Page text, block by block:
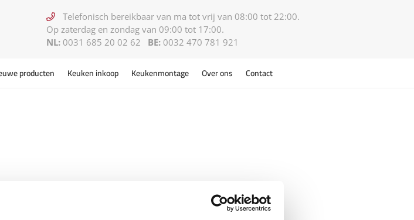
Telefonisch bereikbaar van ma tot vrij van 08:00 tot 22:00.
Op zaterdag en zondag van 09:00 tot 17:00.
NL: 0031 685 20 02 62 BE: 0032 470 781 921
producten Keuken inkoop Keukenmontage Over ons Contact